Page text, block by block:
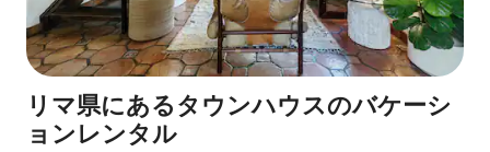
リマ県にあるタウンハウスのバケーシ
ョンレンタル